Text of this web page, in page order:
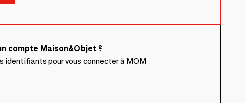
compte Maison&Objet ?
identifiants pour vous connecter à MOM